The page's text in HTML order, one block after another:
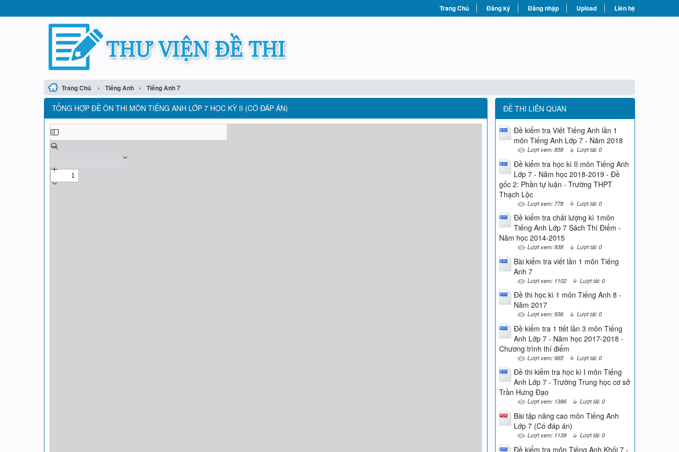
Trang Chủ Đăng ký Đăng nhập Upload Liên hệ
Trang Chủ › Tiếng Anh › Tiếng Anh 7
TỔNG HỢP ĐỀ ÔN THI MÔN TIẾNG ANH LỚP 7 HỌC KỲ II (CÓ ĐÁP ÁN) ĐỀ THI LIÊN QUAN
Đề kiểm tra Viết Tiếng Anh lần 1
môn Tiếng Anh Lớp 7 - Năm 2018
Lượt xem: 858 Lượt tải: 0
Đề kiểm tra học kì II môn Tiếng Anh
Lớp 7 - Năm học 2018-2019 - Đề
gốc 2: Phần tự luận - Trường THPT
Thạch Lộc
Lượt xem: 778 Lượt tải: 0
Đề kiểm tra chất lượng kì 1môn
Tiếng Anh Lớp 7 Sách Thí Điểm -
Năm học 2014-2015
Lượt xem: 938 Lượt tải: 0
Bài kiểm tra viết lần 1 môn Tiếng
Anh 7
Lượt xem: 1102 Lượt tải: 0
Đề thi học kì 1 môn Tiếng Anh 8 -
Năm 2017
Lượt xem: 936 Lượt tải: 0
Đề kiểm tra 1 tiết lần 3 môn Tiếng
Anh Lớp 7 - Năm học 2017-2018 -
Chương trình thí điểm
Lượt xem: 965 Lượt tải: 0
Đề thi kiểm tra học kì I môn Tiếng
Anh Lớp 7 - Trường Trung học cơ sở
Trần Hưng Đạo
Lượt xem: 1386 Lượt tải: 0
Bài tập nâng cao môn Tiếng Anh
Lớp 7 (Có đáp án)
Lượt xem: 1139 Lượt tải: 0
Đề kiểm tra môn Tiếng Anh Khối 7 -